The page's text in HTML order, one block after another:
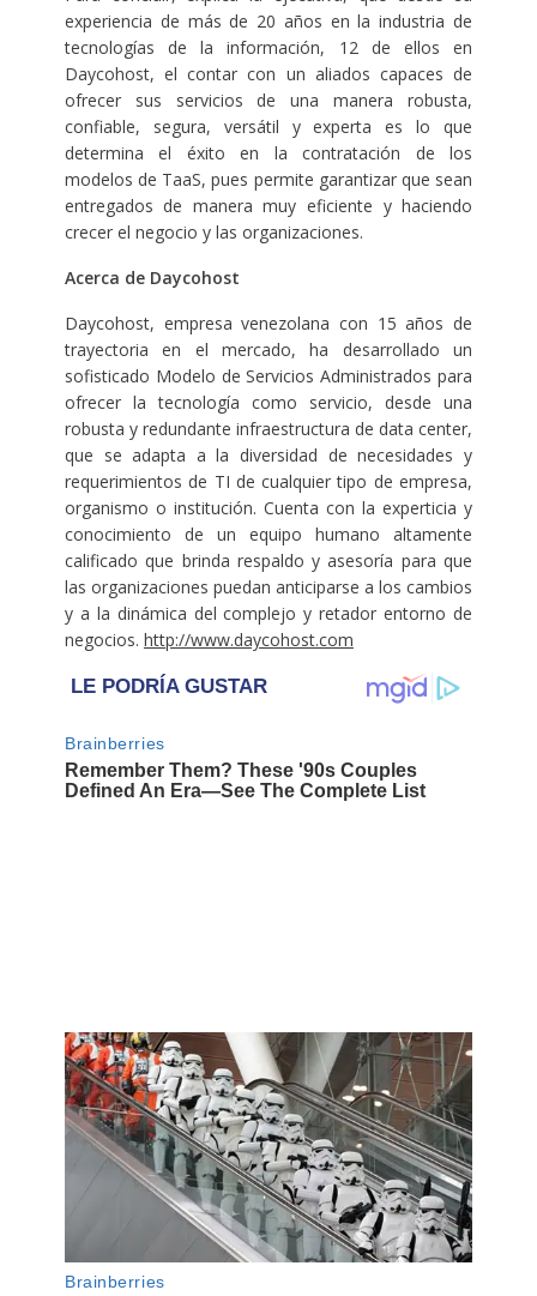
experiencia de más de 20 años en la industria de
tecnologías de la información, 12 de ellos en
Daycohost, el contar con un aliados capaces de
ofrecer sus servicios de una manera robusta,
confiable, segura, versátil y experta es lo que
determina el éxito en la contratación de los
modelos de TaaS, pues permite garantizar que sean
entregados de manera muy eficiente y haciendo
crecer el negocio y las organizaciones.
Acerca de Daycohost
Daycohost, empresa venezolana con 15 años de
trayectoria en el mercado, ha desarrollado un
sofisticado Modelo de Servicios Administrados para
ofrecer la tecnología como servicio, desde una
robusta y redundante infraestructura de data center,
que se adapta a la diversidad de necesidades y
requerimientos de TI de cualquier tipo de empresa,
organismo o institución. Cuenta con la experticia y
conocimiento de un equipo humano altamente
calificado que brinda respaldo y asesoría para que
las organizaciones puedan anticiparse a los cambios
y a la dinámica del complejo y retador entorno de
negocios. http://www.daycohost.com